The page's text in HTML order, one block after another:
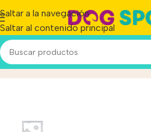
Saltar a la navegación
Saltar al contenido principal
26.5 cmInicio/Producto